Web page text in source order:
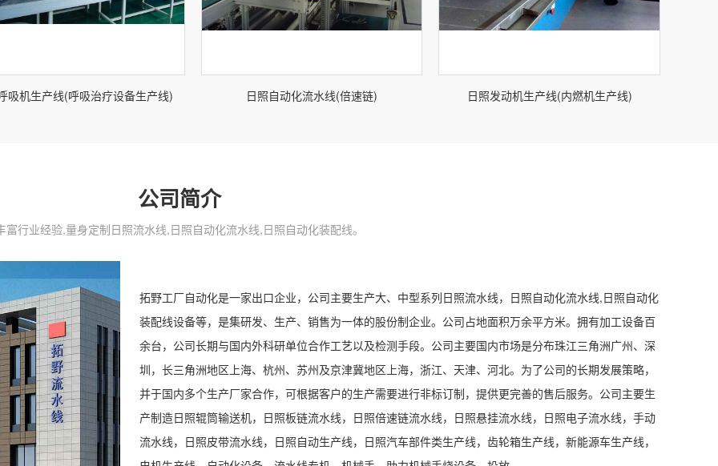
吸机生产线(呼吸治疗设备生产线) 日照自动化流水线(倍速链) 日照发动机生产线(内燃机生产线)
公司简介
富行业经验,量身定制日照流水线,日照自动化流水线,日照自动化装配线。
拓野工厂自动化是一家出口企业，公司主要生产大、中型系列日照流水线，日照自动化流水线,日照自动化
装配线设备等，是集研发、生产、销售为一体的股份制企业。公司占地面积万余平方米。拥有加工设备百
余台，公司长期与国内外科研单位合作工艺以及检测手段。公司主要国内市场是分布珠江三角洲广州、深
圳，长三角洲地区上海、杭州、苏州及京津冀地区上海，浙江、天津、河北。为了公司的长期发展策略，
并于国内多个生产厂家合作，可根据客户的生产需要进行非标订制，提供更完善的售后服务。公司主要生
产制造日照辊筒输送机，日照板链流水线，日照倍速链流水线，日照悬挂流水线，日照电子流水线，手动
流水线，日照皮带流水线，日照自动生产线，日照汽车部件类生产线，齿轮箱生产线，新能源车生产线，